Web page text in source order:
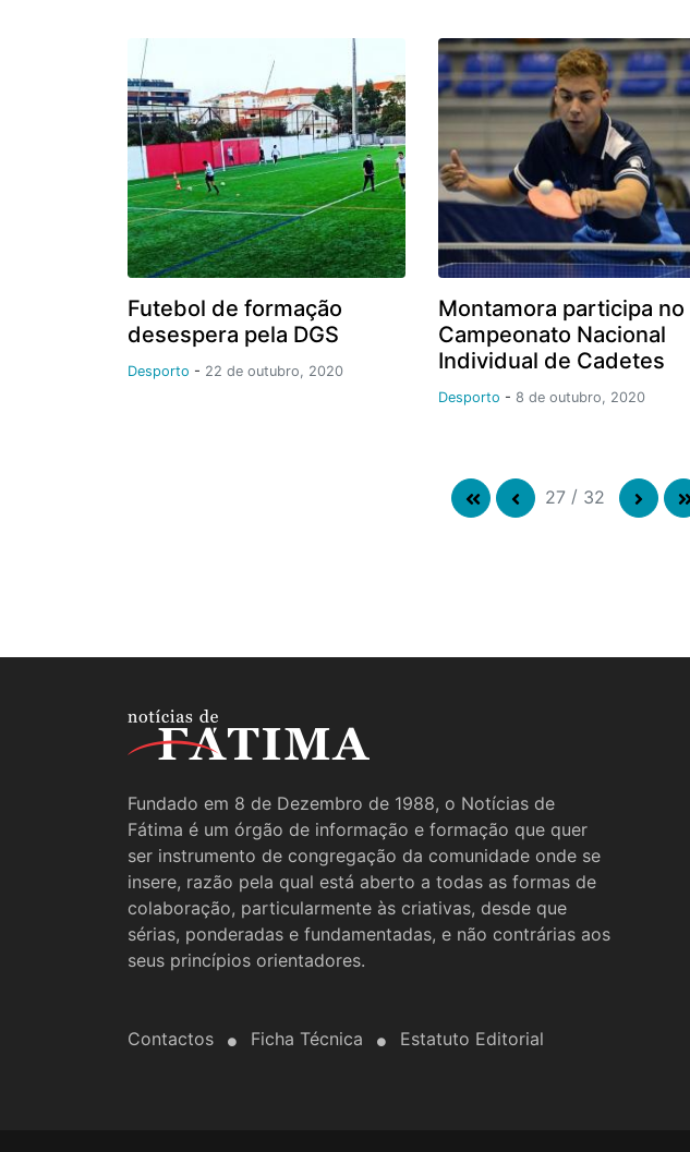
Futebol de formação
desespera pela DGS
Desporto - 22 de outubro, 2020
Montamora participa no
Campeonato Nacional
Individual de Cadetes
Desporto - 8 de outubro, 2020
27 / 32
Fundado em 8 de Dezembro de 1988, o Notícias de
Fátima é um órgão de informação e formação que quer
ser instrumento de congregação da comunidade onde se
insere, razão pela qual está aberto a todas as formas de
colaboração, particularmente às criativas, desde que
sérias, ponderadas e fundamentadas, e não contrárias aos
seus princípios orientadores.
Contactos Ficha Técnica Estatuto Editorial